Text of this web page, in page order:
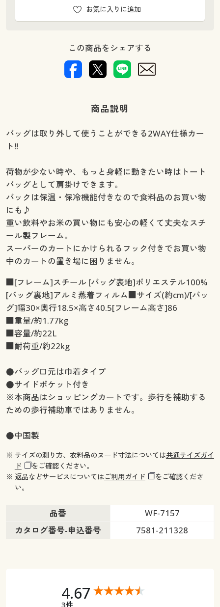
お気に入りに追加
この商品をシェアする
商品説明
バッグは取り外して使うことができる2WAY仕様カー
ト!!
荷物が少ない時や、もっと身軽に動きたい時はトート
バッグとして肩掛けできます。
バックは保温・保冷機能付きなので食料品のお買い物
にも♪
重い飲料やお米の買い物にも安心の軽くて丈夫なスチ
ール製フレーム。
スーパーのカートにかけられるフック付きでお買い物
中のカートの置き場に困りません。
■[フレーム]スチール [バッグ表地]ポリエステル100%
[バッグ裏地]アルミ蒸着フィルム■サイズ(約cm)/[バッ
グ]幅30×奥行18.5×高さ40.5[フレーム高さ]86
■重量/約1.77kg
■容量/約22L
■耐荷重/約22kg
●バッグ口元は巾着タイプ
●サイドポケット付き
※本商品はショッピングカートです。歩行を補助する
ための歩行補助車ではありません。
●中国製
※ サイズの測り方、衣料品のヌード寸法については共通サイズガイ
ド
をご確認ください。
※ 返品などサービスについてはご利用ガイド
をご確認くださ
い。
品番
WF-7157
カタログ番号-申込番号
7581-211328
4.67
3件